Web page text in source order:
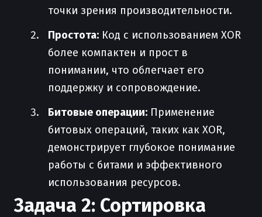
точки зрения производительности.
Простота: Код с использованием XOR
более компактен и прост в
понимании, что облегчает его
поддержку и сопровождение.
Битовые операции: Применение
битовых операций, таких как XOR,
демонстрирует глубокое понимание
работы с битами и эффективного
использования ресурсов.
Задача 2: Сортировка